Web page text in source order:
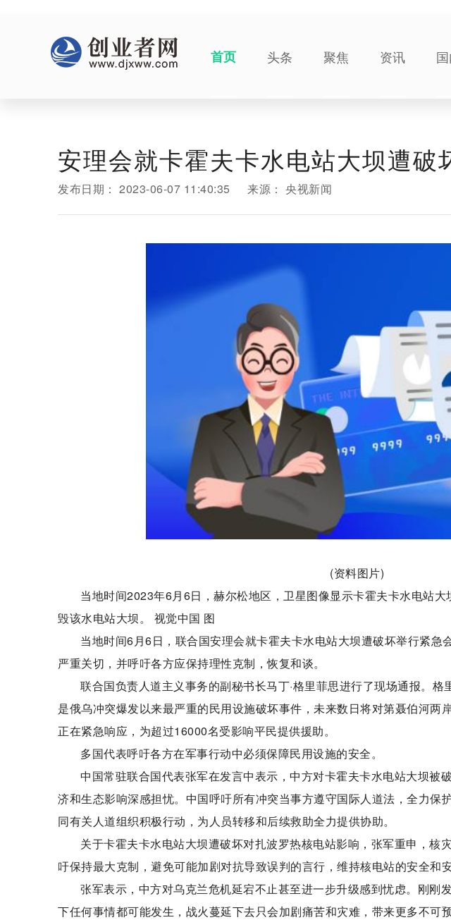
首页 头条 聚焦 资讯
安理会就卡霍夫卡水电站大坝遭破
发布日期： 2023-06-07 11:40:35 来源： 央视新闻
(资料图片)
当地时间2023年6月6日，赫尔松地区，卫星图像显示卡霍夫卡水电站
毁该水电站大坝。 视觉中国 图
当地时间6月6日，联合国安理会就卡霍夫卡水电站大坝遭破坏举行紧急
严重关切，并呼吁各方应保持理性克制，恢复和谈。
联合国负责人道主义事务的副秘书长马丁·格里菲思进行了现场通报。
是俄乌冲突爆发以来最严重的民用设施破坏事件，未来数日将对第聂伯河两
正在紧急响应，为超过16000名受影响平民提供援助。
多国代表呼吁各方在军事行动中必须保障民用设施的安全。
中国常驻联合国代表张军在发言中表示，中方对卡霍夫卡水电站大坝被
济和生态影响深感担忧。中国呼吁所有冲突当事方遵守国际人道法，全力保
同有关人道组织积极行动，为人员转移和后续救助全力提供协助。
关于卡霍夫卡水电站大坝遭破坏对扎波罗热核电站影响，张军重申，核
吁保持最大克制，避免可能加剧对抗导致误判的言行，维持核电站的安全和安
张军表示，中方对乌克兰危机延宕不止甚至进一步升级感到忧虑。刚刚
下任何事情都可能发生，战火蔓延下去只会加剧痛苦和灾难，带来更多不可